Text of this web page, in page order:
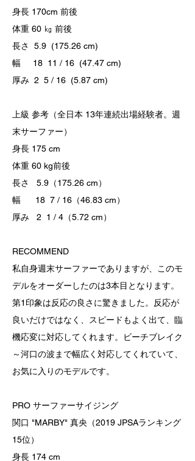
身長 170cm 前後
体重 60 ㎏ 前後
長さ 5.9 (175.26 cm)
幅 18 11 / 16 (47.47 cm)
厚み 2 5 / 16 (5.87 cm)
上級 参考（全日本 13年連続出場経験者。週
末サーファー）
身長 175 cm
体重 60 kg前後
長さ 5.9（175.26 cm）
幅 18 7 / 16（46.83 cm）
厚み 2 1 / 4（5.72 cm）
RECOMMEND
私自身週末サーファーでありますが、このモ
デルをオーダーしたのは3本目となります。
第1印象は反応の良さに驚きました。反応が
良いだけではなく、スピードもよく出て、臨
機応変に対応してくれます。ビーチブレイク
～河口の波まで幅広く対応してくれていて、
お気に入りのモデルです。
PRO サーファーサイジング
関口 "MARBY" 真央（2019 JPSAランキング
15位）
身長 174 cm